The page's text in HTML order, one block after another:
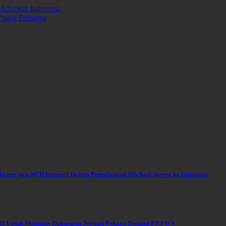
Indonesia
Bersama
dan NCB Interpol Dalam Pemulangan Michael Steven ke Indonesia
Meminta Dukungan Terkait Pekara Dengan PT.PWS